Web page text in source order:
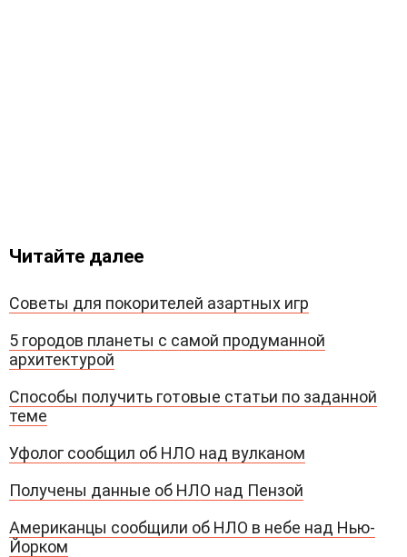
Читайте далее
Советы для покорителей азартных игр
5 городов планеты с самой продуманной
архитектурой
Способы получить готовые статьи по заданной
теме
Уфолог сообщил об НЛО над вулканом
Получены данные об НЛО над Пензой
Американцы сообщили об НЛО в небе над Нью-
Йорком